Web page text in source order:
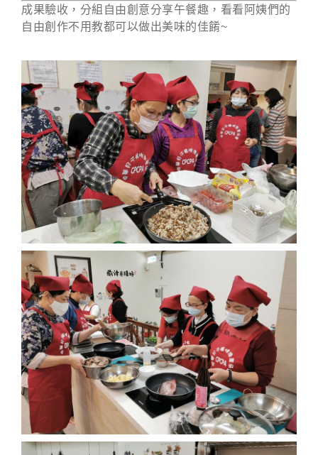
成果驗收，分組自由創意分享午餐趣，看看阿姨們的
自由創作不用教都可以做出美味的佳餚~